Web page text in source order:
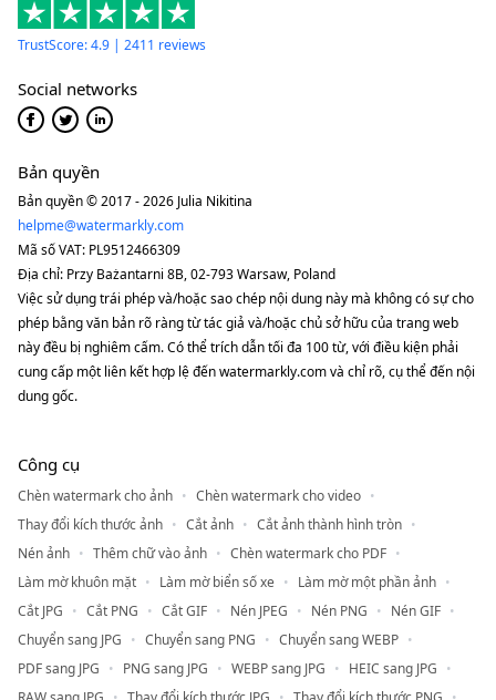
TrustScore: 4.9 | 2411 reviews
Social networks
Bản quyền
Bản quyền © 2017 - 2026 Julia Nikitina
helpme@watermarkly.com
Mã số VAT: PL9512466309
Địa chỉ: Przy Bażantarni 8B, 02-793 Warsaw, Poland
Việc sử dụng trái phép và/hoặc sao chép nội dung này mà không có sự cho
phép bằng văn bản rõ ràng từ tác giả và/hoặc chủ sở hữu của trang web
này đều bị nghiêm cấm. Có thể trích dẫn tối đa 100 từ, với điều kiện phải
cung cấp một liên kết hợp lệ đến watermarkly.com và chỉ rõ, cụ thể đến nội
dung gốc.
Công cụ
Chèn watermark cho ảnh
Chèn watermark cho video
Thay đổi kích thước ảnh
Cắt ảnh
Cắt ảnh thành hình tròn
Nén ảnh
Thêm chữ vào ảnh
Chèn watermark cho PDF
Làm mờ khuôn mặt
Làm mờ biển số xe
Làm mờ một phần ảnh
Cắt JPG
Cắt PNG Cắt GIF Nén JPEG Nén PNG
Nén GIF
Chuyển sang JPG
Chuyển sang PNG
Chuyển sang WEBP
PDF sang JPG
PNG sang JPG WEBP sang JPG
HEIC sang JPG